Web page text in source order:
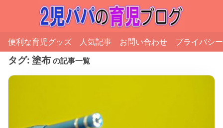
便利な育児グッズ 人気記事 お問い合わせ プライバシ
タグ: 塗布 の記事一覧